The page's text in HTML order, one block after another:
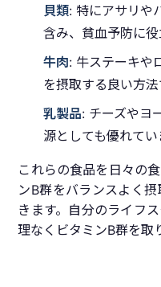
貝類: 特にアサリや
含み、貧血予防に役
牛肉: 牛ステーキや
を摂取する良い方法
乳製品: チーズやヨ
源としても優れてい
これらの食品を日々の
ンB群をバランスよく
きます。自分のライフ
理なくビタミンB群を取